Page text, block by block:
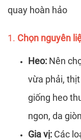
quay hoàn hảo
1. Chọn nguyên
Heo: Nên
vừa phải,
giống heo
ngon, da
Gia vị: Các